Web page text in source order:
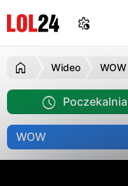
Wideo WOW
Poczekalnia